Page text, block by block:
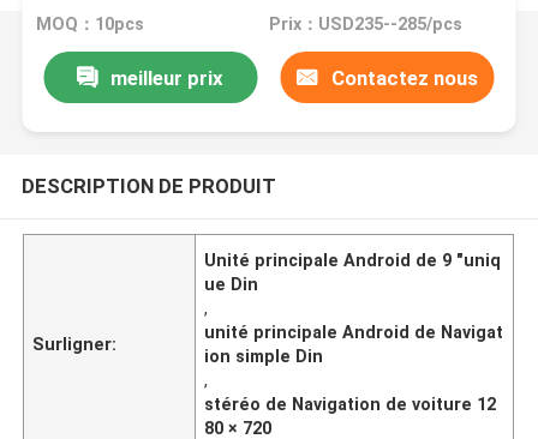
Mazda 6
MOQ：10pcs Prix：USD235--285/pcs
meilleur prix Contactez nous
DESCRIPTION DE PRODUIT
Surligner:
Unité principale Android de 9 "uniq
ue Din
,
unité principale Android de Navigat
ion simple Din
,
stéréo de Navigation de voiture 12
80 × 720